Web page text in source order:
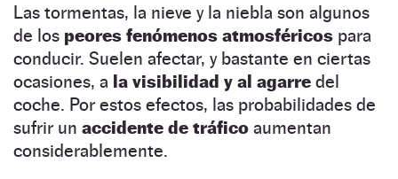
Las tormentas, la nieve y la niebla son algunos
de los peores fenómenos atmosféricos para
conducir. Suelen afectar, y bastante en ciertas
ocasiones, a la visibilidad y al agarre del
coche. Por estos efectos, las probabilidades de
sufrir un accidente de tráfico aumentan
considerablemente.